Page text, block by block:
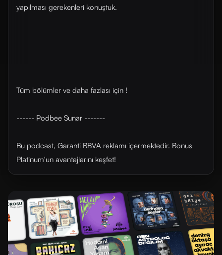
yapılması gerekenleri konuştuk.
Tüm bölümler ve daha fazlası için !
------ Podbee Sunar -------
Bu podcast, Garanti BBVA reklamı içermektedir. Bonus
Platinum'un avantajlarını ⁠⁠keşfet⁠⁠!